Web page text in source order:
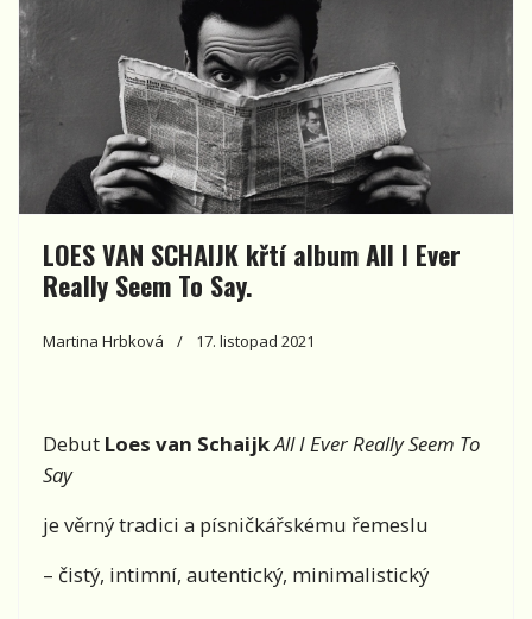
LOES VAN SCHAIJK křtí album All I Ever
Really Seem To Say.
Martina Hrbková 17. listopad 2021
Debut Loes van SchaijkAll I Ever Really Seem To
Say
je věrný tradici a písničkářskému řemeslu
– čistý, intimní, autentický, minimalistický